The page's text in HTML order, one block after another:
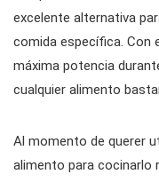
excelente alternativa
comida específica. Con
máxima potencia
cualquier alimento
Al momento de querer
alimento para cocinarlo